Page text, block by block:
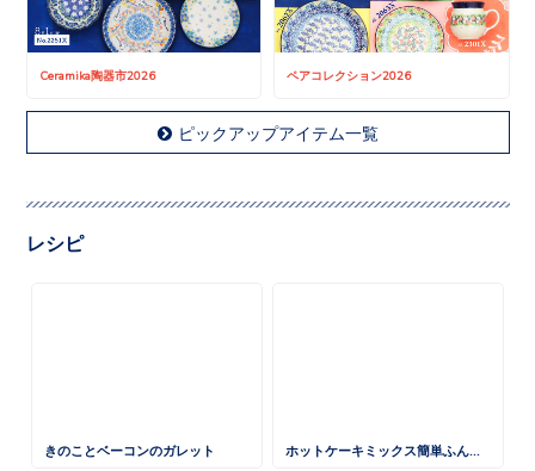
Ceramika陶器市2026 ペアコレクション2026
ピックアップアイテム一覧
レシピ
きのことベーコンのガレット